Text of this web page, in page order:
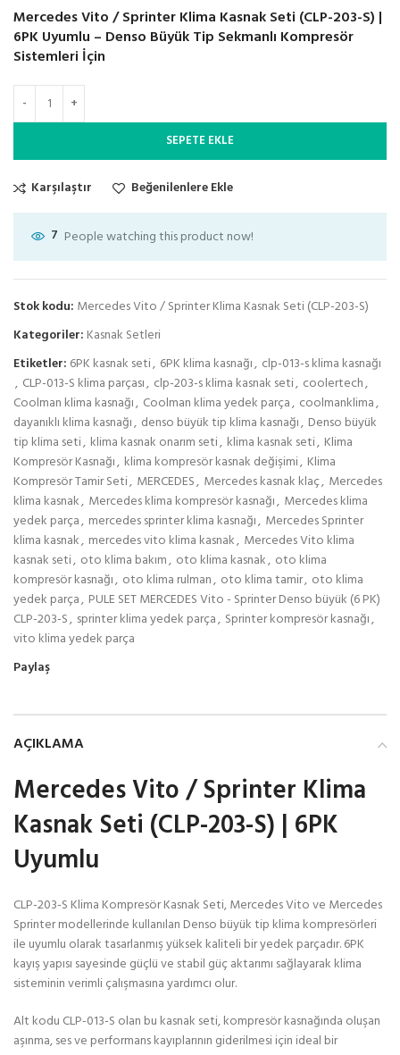
Mercedes Vito / Sprinter Klima Kasnak Seti (CLP-203-S) |
6PK Uyumlu – Denso Büyük Tip Sekmanlı Kompresör
Sistemleri İçin
SEPETE EKLE
Karşılaştır Beğenilenlere Ekle
7 People watching this product now!
Stok kodu: Mercedes Vito / Sprinter Klima Kasnak Seti (CLP-203-S)
Kategoriler: Kasnak Setleri
Etiketler: 6PK kasnak seti, 6PK klima kasnağı, clp-013-s klima kasnağı
, CLP-013-S klima parçası, clp-203-s klima kasnak seti, coolertech,
Coolman klima kasnağı, Coolman klima yedek parça, coolmanklima,
dayanıklı klima kasnağı, denso büyük tip klima kasnağı, Denso büyük
tip klima seti, klima kasnak onarım seti, klima kasnak seti, Klima
Kompresör Kasnağı, klima kompresör kasnak değişimi, Klima
Kompresör Tamir Seti, MERCEDES, Mercedes kasnak klaç, Mercedes
klima kasnak, Mercedes klima kompresör kasnağı, Mercedes klima
yedek parça, mercedes sprinter klima kasnağı, Mercedes Sprinter
klima kasnak, mercedes vito klima kasnak, Mercedes Vito klima
kasnak seti, oto klima bakım, oto klima kasnak, oto klima
kompresör kasnağı, oto klima rulman, oto klima tamir, oto klima
yedek parça, PULE SET MERCEDES Vito - Sprinter Denso büyük (6 PK)
CLP-203-S, sprinter klima yedek parça, Sprinter kompresör kasnağı,
vito klima yedek parça
Paylaş
AÇIKLAMA
Mercedes Vito / Sprinter Klima
Kasnak Seti (CLP-203-S) | 6PK
Uyumlu
CLP-203-S Klima Kompresör Kasnak Seti, Mercedes Vito ve Mercedes
Sprinter modellerinde kullanılan Denso büyük tip klima kompresörleri
ile uyumlu olarak tasarlanmış yüksek kaliteli bir yedek parçadır. 6PK
kayış yapısı sayesinde güçlü ve stabil güç aktarımı sağlayarak klima
sisteminin verimli çalışmasına yardımcı olur.
Alt kodu CLP-013-S olan bu kasnak seti, kompresör kasnağında oluşan
aşınma, ses ve performans kayıplarının giderilmesi için ideal bir